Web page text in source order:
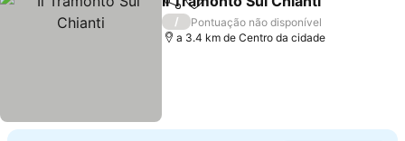
PartilharAdicionar aos favoritos
/
Pontuação não disponível
a 3.4 km de Centro da cidade